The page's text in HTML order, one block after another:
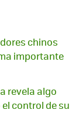
chinos
importante
revela algo
control de su